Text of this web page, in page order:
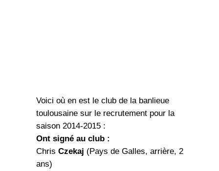
Voici où en est le club de la banlieue
toulousaine sur le recrutement pour la
saison 2014-2015 :
Ont signé au club :
Chris Czekaj (Pays de Galles, arrière, 2
ans)